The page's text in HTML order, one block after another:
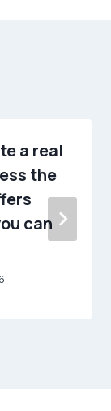
a real
the
can